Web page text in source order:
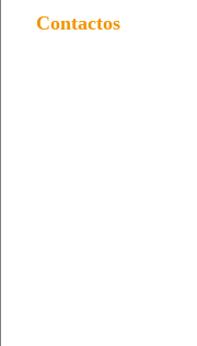
Contactos